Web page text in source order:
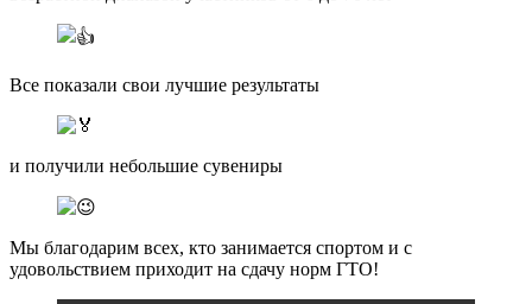
Все показали свои лучшие результаты
и получили небольшие сувениры
Мы благодарим всех, кто занимается спортом и с
удовольствием приходит на сдачу норм ГТО!